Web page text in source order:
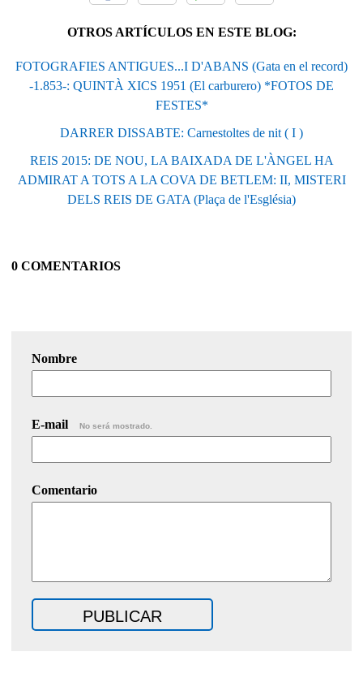
OTROS ARTÍCULOS EN ESTE BLOG:
FOTOGRAFIES ANTIGUES...I D'ABANS (Gata en el record)
-1.853-: QUINTÀ XICS 1951 (El carburero) *FOTOS DE
FESTES*
DARRER DISSABTE: Carnestoltes de nit ( I )
REIS 2015: DE NOU, LA BAIXADA DE L'ÀNGEL HA
ADMIRAT A TOTS A LA COVA DE BETLEM: II, MISTERI
DELS REIS DE GATA (Plaça de l'Església)
0 COMENTARIOS
Nombre
E-mail No será mostrado.
Comentario